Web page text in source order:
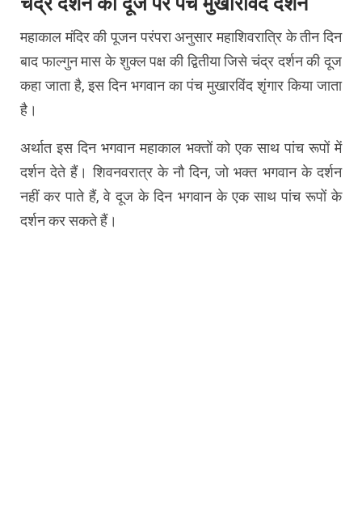
महाकाल मंदिर की पूजन परंपरा अनुसार महाशिवरात्रि के तीन दिन
बाद फाल्गुन मास के शुक्ल पक्ष की द्वितीया जिसे चंद्र दर्शन की दूज
कहा जाता है, इस दिन भगवान का पंच मुखारविंद शृंगार किया जाता
है।
अर्थात इस दिन भगवान महाकाल भक्तों को एक साथ पांच रूपों में
दर्शन देते हैं। शिवनवरात्र के नौ दिन, जो भक्त भगवान के दर्शन
नहीं कर पाते हैं, वे दूज के दिन भगवान के एक साथ पांच रूपों के
दर्शन कर सकते हैं।